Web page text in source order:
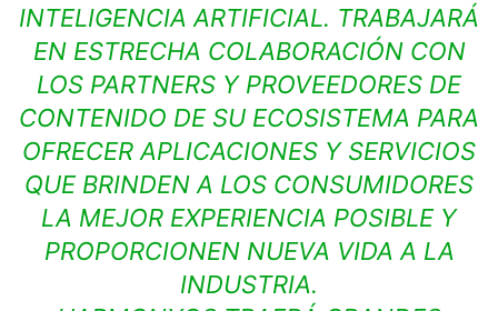
INTELIGENCIA ARTIFICIAL. TRABAJARÁ
EN ESTRECHA COLABORACIÓN CON
LOS PARTNERS Y PROVEEDORES DE
CONTENIDO DE SU ECOSISTEMA PARA
OFRECER APLICACIONES Y SERVICIOS
QUE BRINDEN A LOS CONSUMIDORES
LA MEJOR EXPERIENCIA POSIBLE Y
PROPORCIONEN NUEVA VIDA A LA
INDUSTRIA.